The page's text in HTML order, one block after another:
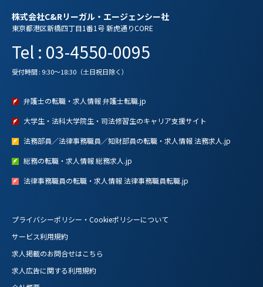
株式会社C&Rリーガル・エージェンシー社
東京都港区新橋四丁目1番1号 新虎通りCORE
Tel : 03-4550-0095
受付時間 : 9:30～18:30（土日祝日除く）
弁護士の転職・求人情報 弁護士転職.jp
大学生・法科大学院生・司法修習生のキャリア支援サイト
法務部員／法律事務職員／知財部員の転職・求人情報 法務求人.jp
総務の転職・求人情報 総務求人.jp
法律事務職員の転職・求人情報 法律事務職員転職.jp
プライバシーポリシー・Cookieポリシーについて
サービス利用規約
求人掲載のお問合せはこちら
求人広告に関する利用規約